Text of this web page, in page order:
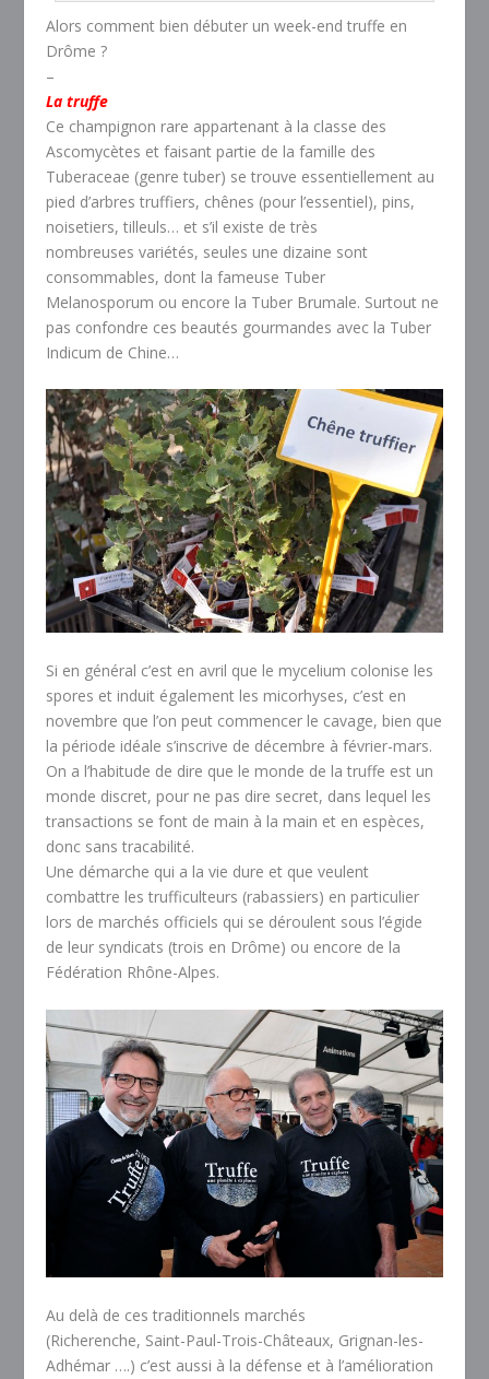
Alors comment bien débuter un week-end truffe en
Drôme ?
–
La truffe
Ce champignon rare appartenant à la classe des
Ascomycètes et faisant partie de la famille des
Tuberaceae (genre tuber) se trouve essentiellement au
pied d’arbres truffiers, chênes (pour l’essentiel), pins,
noisetiers, tilleuls… et s’il existe de très
nombreuses variétés, seules une dizaine sont
consommables, dont la fameuse Tuber
Melanosporum ou encore la Tuber Brumale. Surtout ne
pas confondre ces beautés gourmandes avec la Tuber
Indicum de Chine…
Si en général c’est en avril que le mycelium colonise les
spores et induit également les micorhyses, c’est en
novembre que l’on peut commencer le cavage, bien que
la période idéale s’inscrive de décembre à février-mars.
On a l’habitude de dire que le monde de la truffe est un
monde discret, pour ne pas dire secret, dans lequel les
transactions se font de main à la main et en espèces,
donc sans tracabilité.
Une démarche qui a la vie dure et que veulent
combattre les trufficulteurs (rabassiers) en particulier
lors de marchés officiels qui se déroulent sous l’égide
de leur syndicats (trois en Drôme) ou encore de la
Fédération Rhône-Alpes.
Au delà de ces traditionnels marchés
(Richerenche, Saint-Paul-Trois-Châteaux, Grignan-les-
Adhémar ….) c’est aussi à la défense et à l’amélioration